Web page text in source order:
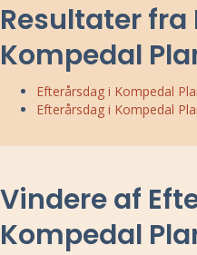
Resultater fra
Kompedal
Efterårsdag i Kompedal
Efterårsdag i Kompedal
Vindere af
Kompedal